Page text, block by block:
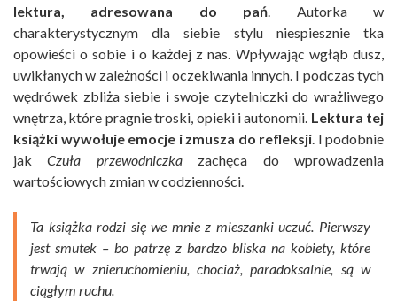
lektura, adresowana do pań. Autorka w
charakterystycznym dla siebie stylu niespiesznie tka
opowieści o sobie i o każdej z nas. Wpływając wgłąb dusz,
uwikłanych w zależności i oczekiwania innych. I podczas tych
wędrówek zbliża siebie i swoje czytelniczki do wrażliwego
wnętrza, które pragnie troski, opieki i autonomii. Lektura tej
książki wywołuje emocje i zmusza do refleksji. I podobnie
jakCzuła przewodniczkazachęca do wprowadzenia
wartościowych zmian w codzienności.
Ta książka rodzi się we mnie z mieszanki uczuć. Pierwszy
jest smutek – bo patrzę z bardzo bliska na kobiety, które
trwają w znieruchomieniu, chociaż, paradoksalnie, są w
ciągłym ruchu.